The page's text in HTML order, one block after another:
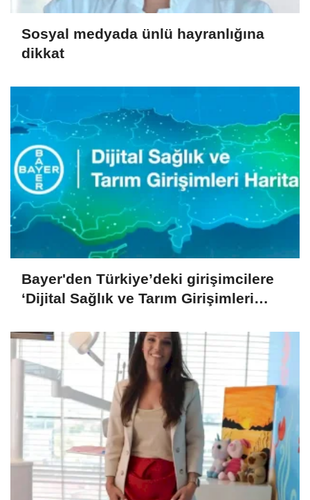
Sosyal medyada ünlü hayranlığına
dikkat
Bayer'den Türkiye’deki girişimcilere
‘Dijital Sağlık ve Tarım Girişimleri